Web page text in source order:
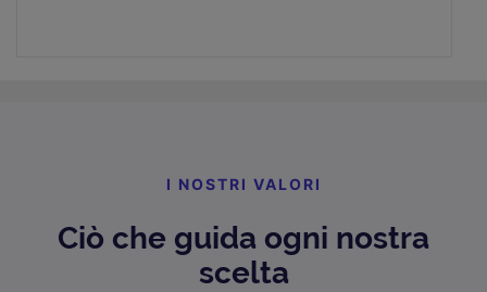
I NOSTRI VALORI
Ciò che guida ogni nostra
scelta